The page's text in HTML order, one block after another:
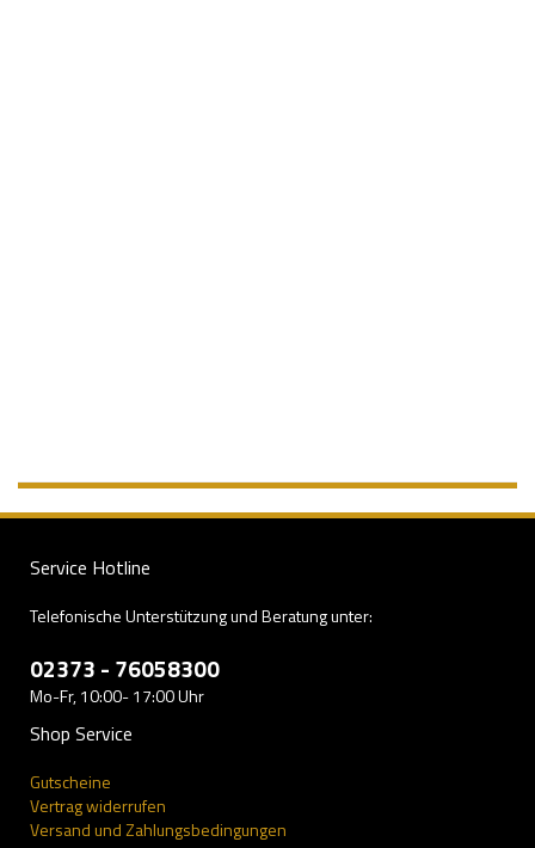
Service Hotline
Telefonische Unterstützung und Beratung unter:
02373 - 76058300
Mo-Fr, 10:00- 17:00 Uhr
Shop Service
Gutscheine
Vertrag widerrufen
Versand und Zahlungsbedingungen